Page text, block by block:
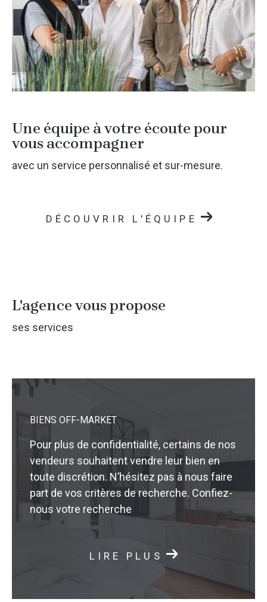
Une équipe à votre écoute pour
vous accompagner
avec un service personnalisé et sur-mesure.
DÉCOUVRIR L'ÉQUIPE
L'agence vous propose
ses services
BIENS OFF-MARKET
Pour plus de confidentialité, certains de nos
vendeurs souhaitent vendre leur bien en
toute discrétion. N’hésitez pas à nous faire
part de vos critères de recherche. Confiez-
nous votre recherche
LIRE PLUS